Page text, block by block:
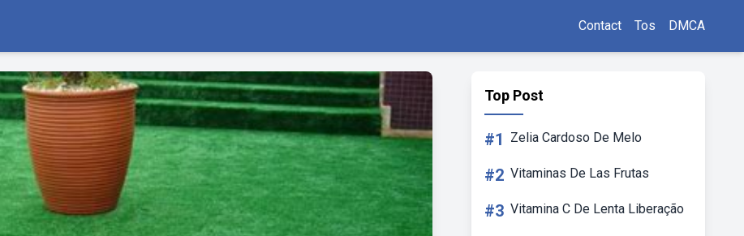
Contact Tos DMCA
Top Post
#1 Zelia Cardoso De Melo
#2 Vitaminas De Las Frutas
#3 Vitamina C De Lenta Liberação